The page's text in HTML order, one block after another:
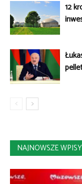
12
NAJNOWSZE WPISY